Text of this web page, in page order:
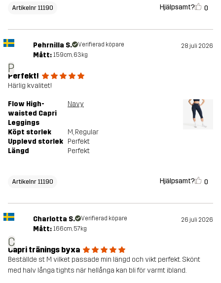
Artikelnr 11190 Hjälpsamt? 0
P
Pehrnilla S. Verifierad köpare 28 juli 2026
Mått: 159cm, 63kg
Perfekt!
Härlig kvalitet!
Flow High-
waisted Capri
Leggings
Navy
Köpt storlek M, Regular
Upplevd storlek Perfekt
Längd
Perfekt
Artikelnr 11190 Hjälpsamt? 0
C
Charlotta S. Verifierad köpare 26 juli 2026
Mått: 166cm, 57kg
Capri tränings byxa
Beställde st M vilket passade min längd och vikt perfekt. Skönt
med halv långa tights när hellånga kan bli för varmt ibland.